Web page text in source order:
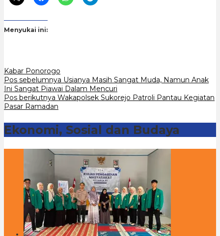
Menyukai ini:
Kabar Ponorogo
Navigasi
pos
Pos sebelumnya Usianya Masih Sangat Muda, Namun Anak
Ini Sangat Piawai Dalam Mencuri
Pos berikutnya Wakapolsek Sukorejo Patroli Pantau Kegiatan
Pasar Ramadan
Ekonomi, Sosial dan Budaya